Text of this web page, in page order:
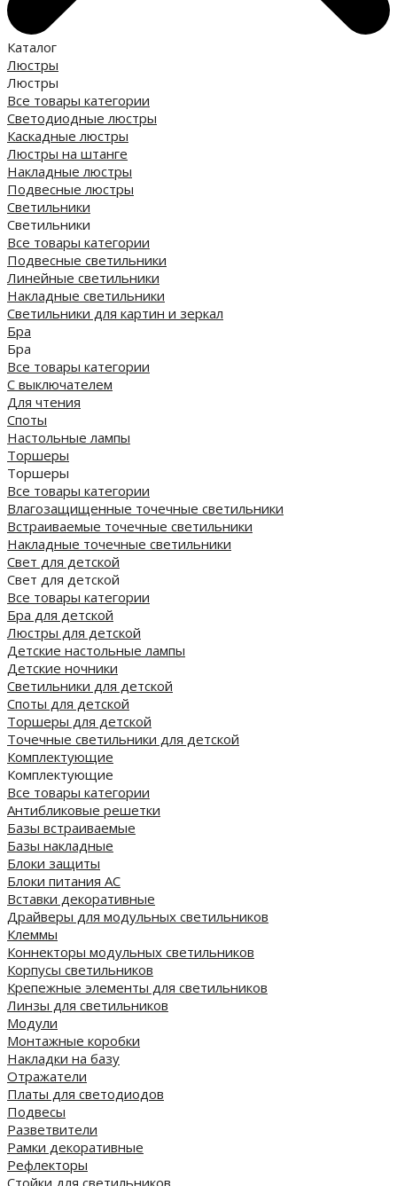
Каталог
Люстры
Люстры
Все товары категории
Светодиодные люстры
Каскадные люстры
Люстры на штанге
Накладные люстры
Подвесные люстры
Светильники
Светильники
Все товары категории
Подвесные светильники
Линейные светильники
Накладные светильники
Светильники для картин и зеркал
Бра
Бра
Все товары категории
С выключателем
Для чтения
Споты
Настольные лампы
Торшеры
Торшеры
Все товары категории
Влагозащищенные точечные светильники
Встраиваемые точечные светильники
Накладные точечные светильники
Свет для детской
Свет для детской
Все товары категории
Бра для детской
Люстры для детской
Детские настольные лампы
Детские ночники
Светильники для детской
Споты для детской
Торшеры для детской
Точечные светильники для детской
Комплектующие
Комплектующие
Все товары категории
Антибликовые решетки
Базы встраиваемые
Базы накладные
Блоки защиты
Блоки питания AC
Вставки декоративные
Драйверы для модульных светильников
Клеммы
Коннекторы модульных светильников
Корпусы светильников
Крепежные элементы для светильников
Линзы для светильников
Модули
Монтажные коробки
Накладки на базу
Отражатели
Платы для светодиодов
Подвесы
Разветвители
Рамки декоративные
Рефлекторы
Стойки для светильников